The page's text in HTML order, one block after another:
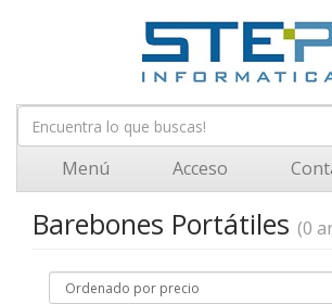
Menú Acceso
Barebones Portátiles (0